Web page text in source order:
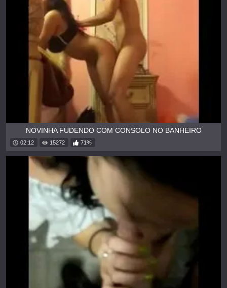
NOVINHA FUDENDO COM CONSOLO NO BANHEIRO
02:12 15272 71%